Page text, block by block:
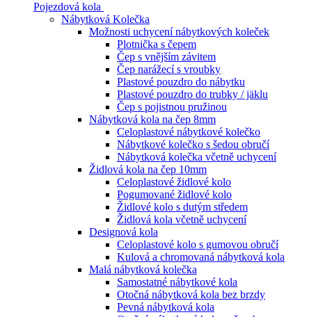
Pojezdová kola
Nábytková Kolečka
Možnosti uchycení nábytkových koleček
Plotnička s čepem
Čep s vnějším závitem
Čep narážecí s vroubky
Plastové pouzdro do nábytku
Plastové pouzdro do trubky / jäklu
Čep s pojistnou pružinou
Nábytková kola na čep 8mm
Celoplastové nábytkové kolečko
Nábytkové kolečko s šedou obručí
Nábytková kolečka včetně uchycení
Židlová kola na čep 10mm
Celoplastové židlové kolo
Pogumované židlové kolo
Židlové kolo s dutým středem
Židlová kola včetně uchycení
Designová kola
Celoplastové kolo s gumovou obručí
Kulová a chromovaná nábytková kola
Malá nábytková kolečka
Samostatné nábytkové kola
Otočná nábytková kola bez brzdy
Pevná nábytková kola